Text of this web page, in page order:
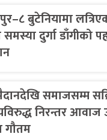
बुटेनियामा
समस्या दुर्गा डाँगीको
समाजसम्म
निरन्तर आवाज
गौतम